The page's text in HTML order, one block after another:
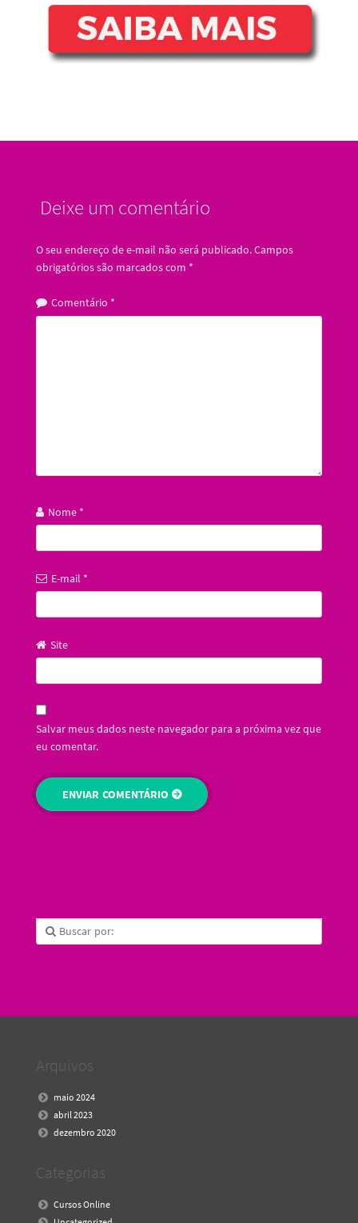
Deixe um comentário
O seu endereço de e-mail não será publicado.Campos
obrigatórios são marcados com *
Comentário *
Nome *
E-mail *
Site
Salvar meus dados neste navegador para a próxima vez que
eu comentar.
Arquivos
maio 2024
abril 2023
dezembro 2020
Categorias
Cursos Online